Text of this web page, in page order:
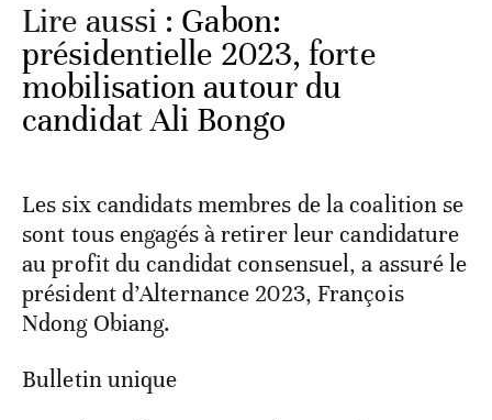
Lire aussi : Gabon:
présidentielle 2023, forte
mobilisation autour du
candidat Ali Bongo
Les six candidats membres de la coalition se
sont tous engagés à retirer leur candidature
au profit du candidat consensuel, a assuré le
président d’Alternance 2023, François
Ndong Obiang.
Bulletin unique